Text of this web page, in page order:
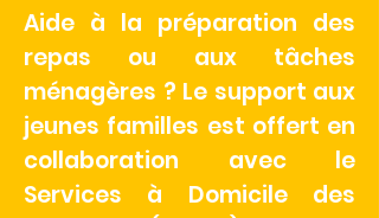
Aide à la préparation des
repas ou aux tâches
ménagères ? Le support aux
jeunes familles est offert en
collaboration avec le
Services à Domicile des